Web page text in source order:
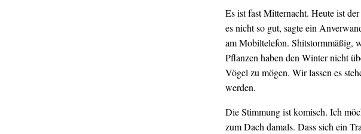
Es ist fast Mitternacht. Heute ist
es nicht so gut, sagte ein
am Mobiltelefon. Shitstormmäßig,
Pflanzen haben den Winter nicht
Vögel zu mögen. Wir lassen es
werden.
Die Stimmung ist komisch. Ich
zum Dach damals. Dass sich ein